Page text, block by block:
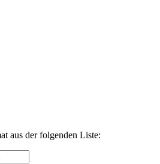
aus der folgenden Liste: